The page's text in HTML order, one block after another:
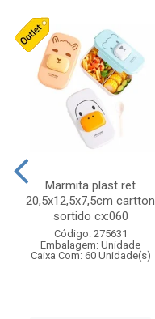
Marmita plast ret
20,5x12,5x7,5cm cartton
sortido cx:060
Código: 275631
Embalagem: Unidade
Caixa Com: 60 Unidade(s)